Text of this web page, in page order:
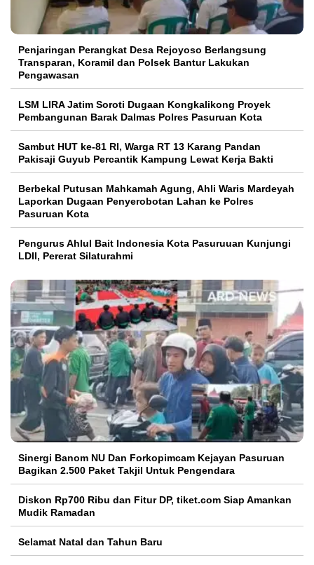
Penjaringan Perangkat Desa Rejoyoso Berlangsung
Transparan, Koramil dan Polsek Bantur Lakukan
Pengawasan
LSM LIRA Jatim Soroti Dugaan Kongkalikong Proyek
Pembangunan Barak Dalmas Polres Pasuruan Kota
Sambut HUT ke-81 RI, Warga RT 13 Karang Pandan
Pakisaji Guyub Percantik Kampung Lewat Kerja Bakti
Berbekal Putusan Mahkamah Agung, Ahli Waris Mardeyah
Laporkan Dugaan Penyerobotan Lahan ke Polres
Pasuruan Kota
Pengurus Ahlul Bait Indonesia Kota Pasuruuan Kunjungi
LDII, Pererat Silaturahmi
Sinergi Banom NU Dan Forkopimcam Kejayan Pasuruan
Bagikan 2.500 Paket Takjil Untuk Pengendara
Diskon Rp700 Ribu dan Fitur DP, tiket.com Siap Amankan
Mudik Ramadan
Selamat Natal dan Tahun Baru